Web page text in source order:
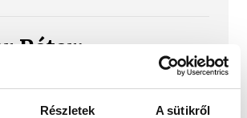
Részletek A sütikről
Péter:
stabil